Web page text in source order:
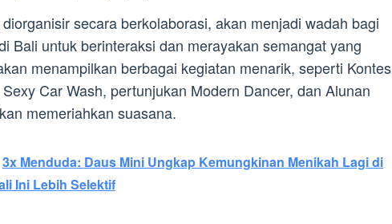
secara berkolaborasi, akan menjadi wadah bagi
Bali untuk berinteraksi dan merayakan semangat yang
menampilkan berbagai kegiatan menarik, seperti Kontes
Car Wash, pertunjukan Modern Dancer, dan Alunan
memeriahkan suasana.
3x Menduda: Daus Mini Ungkap Kemungkinan Menikah Lagi di
Ini Lebih Selektif